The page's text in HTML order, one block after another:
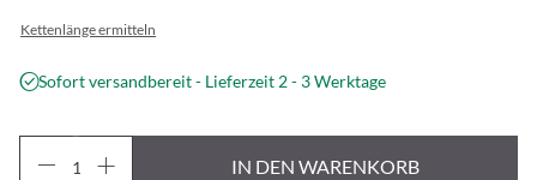
Kettenlänge ermitteln
Sofort versandbereit - Lieferzeit 2 - 3 Werktage
IN DEN WARENKORB